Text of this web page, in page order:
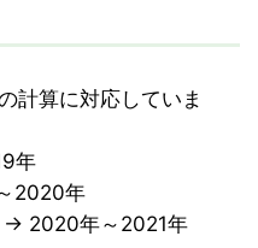
計算に対応していま
年
2020年
→ 2020年～2021年